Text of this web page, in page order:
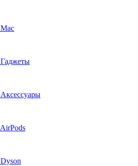
Mac
Гаджеты
Аксессуары
AirPods
Dyson